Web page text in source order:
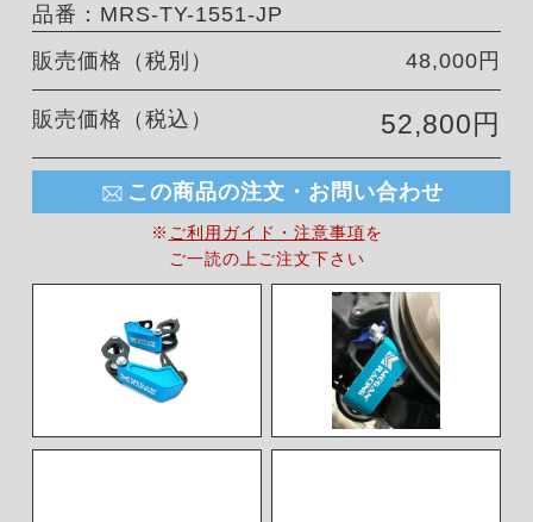
品番：MRS-TY-1551-JP
販売価格（税別）
48,000円
販売価格（税込） 52,800円
この商品の注文・お問い合わせ
※ ご利用ガイド・注意事項を
ご一読の上ご注文下さい